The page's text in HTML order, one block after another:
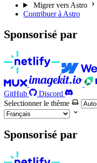
Migrer vers Astro
Contribuer à Astro
Sponsorisé par
GitHub
Discord
Selectionner le thème
Sponsorisé par